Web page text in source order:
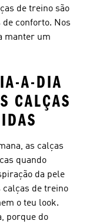
de treino são
conforto. Nos
manter um
A-DIA
CALÇAS
as calças
quando
da pele
calças de treino
o teu look.
porque do